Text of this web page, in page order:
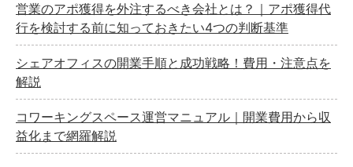
営業のアポ獲得を外注するべき会社とは？｜アポ獲得代
行を検討する前に知っておきたい4つの判断基準
シェアオフィスの開業手順と成功戦略！費用・注意点を
解説
コワーキングスペース運営マニュアル｜開業費用から収
益化まで網羅解説